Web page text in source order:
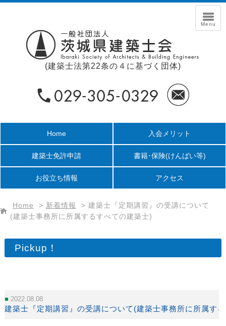
(建築士法第22条の４に基づく団体)
Home 入会メリット
建築士免許申請 書籍･保険(けんばい等)
お役立ち情報 アクセス
Home > 新着情報 > 建築士『定期講習』の受講について
(建築士事務所に所属するすべての建築士)
Pickup！
2022.08.08
建築士『定期講習』の受講について(建築士事務所に所属す